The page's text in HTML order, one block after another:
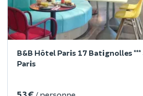
B&B Hôtel Paris 17 Batignolles ***
Paris